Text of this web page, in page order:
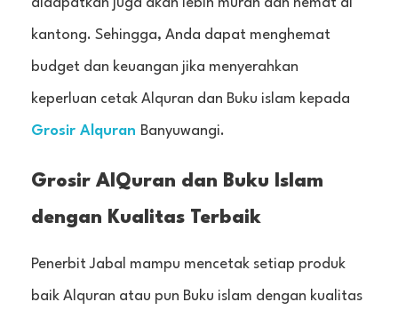
didapatkan juga akan lebih murah dan hemat di
kantong. Sehingga, Anda dapat menghemat
budget dan keuangan jika menyerahkan
keperluan cetak Alquran dan Buku islam kepada
Grosir Alquran Banyuwangi.
Grosir AlQuran dan Buku Islam
dengan Kualitas Terbaik
Penerbit Jabal mampu mencetak setiap produk
baik Alquran atau pun Buku islam dengan kualitas